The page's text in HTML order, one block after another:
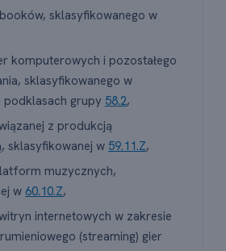
sklasyfikowanego w
komputerowych i pozostałego
sklasyfikowanego w
podklasach grupy 58.2,
z produkcją
sklasyfikowanej w 59.11.Z,
muzycznych,
w 60.10.Z,
internetowych w zakresie
(streaming) gier